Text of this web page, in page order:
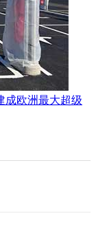
成欧洲最大超级